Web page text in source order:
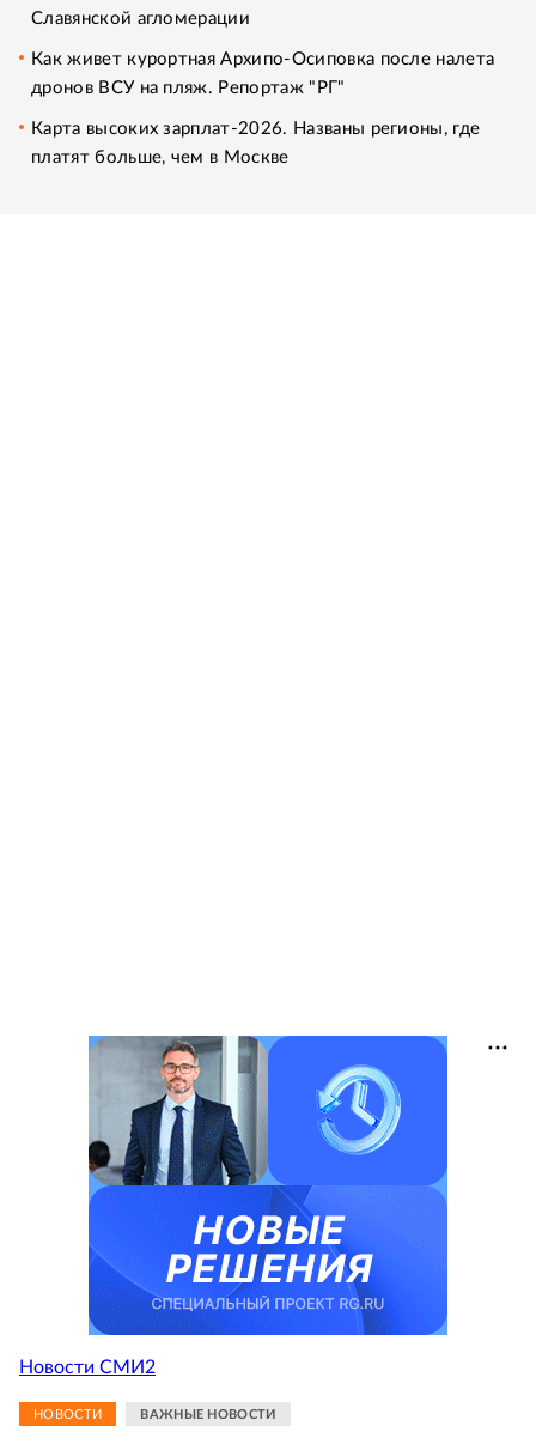
Славянской агломерации
Как живет курортная Архипо-Осиповка после налета
дронов ВСУ на пляж. Репортаж "РГ"
Карта высоких зарплат-2026. Названы регионы, где
платят больше, чем в Москве
Новости СМИ2
НОВОСТИ ВАЖНЫЕ НОВОСТИ